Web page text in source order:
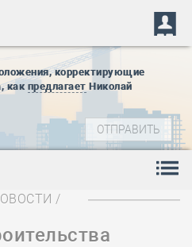
корректирующие
как предлагает Николай
/